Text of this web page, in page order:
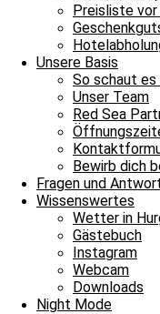
Preisliste vor
Unsere Basis
So schaut es
Unser Team
Red Sea
Bewirb dich
Fragen und
Wissenswertes
Wetter in
Gästebuch
Instagram
Webcam
Downloads
Night Mode